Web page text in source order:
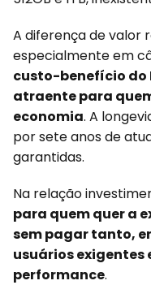
A diferença de valor
especialmente em
custo-benefício do
atraente para
economia. A
por sete anos de
garantidas.
Na relação
para quem quer a
sem pagar tanto,
usuários
performance.